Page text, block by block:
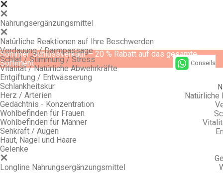
Sommer-Schlussverkauf – 20 % Rabatt auf das gesamte
Sortiment
Nahrungsergänzungsmittel
Natürliche Reaktionen auf Ihre Beschwerden
Verdauung / Darmpassage
Schlaf / Stimmung / Stress
Vitalität / Natürliche Abwehrkräfte
Entgiftung / Entwässerung
Schlankheitskur
Herz / Arterien
Gedächtnis - Konzentration
Wohlbefinden für Frauen
Wohlbefinden für Männer
Sehkraft / Augen
Haut, Nägel und Haare
Gelenke
Longline Nahrungsergänzungsmittel
Natürliche
Conseils